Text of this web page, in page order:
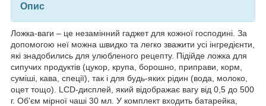
Опис
Ложка-ваги – це незамінний гаджет для кожної господині. За
допомогою неї можна швидко та легко зважити усі інгредієнти,
які знадобились для улюбленого рецепту. Підійде ложка для
сипучих продуктів (цукор, крупа, борошно, приправи, корм,
суміші, кава, спеції), так і для будь-яких рідин (вода, молоко,
оцет тощо). LCD-дисплей, який відображає вагу від 0,5 до 500
г. Об'єм мірної чаші 30 мл. У комплект входить батарейка,